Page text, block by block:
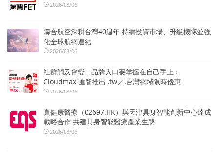
2026/08/06
聯合航空深耕台灣40週年 持續投資市場、升級機隊並強
化全球航網連結
2026/08/06
社群觸及會變，品牌入口要掌握在自己手上：
Cloudmax 匯智推出 .tw／.台灣網域限時優惠
2026/08/06
真健康醫療（02697.HK）與天津具身智能創新中心達成
戰略合作 共建具身智能醫療產業生態
2026/08/06